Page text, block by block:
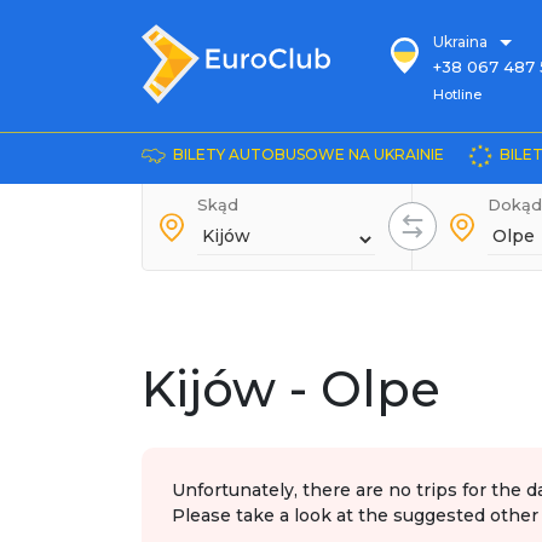
Ukraina
+38 067 487
Hotline
+38 066 281
+38 067 240
+38 093 153
+38 093 858
Hotline
BILETY AUTOBUSOWE NA UKRAINIE
Skąd Dokąd
Kijów - Olpe
Unfortunately, there are no trips for the
Please take a look at the suggested